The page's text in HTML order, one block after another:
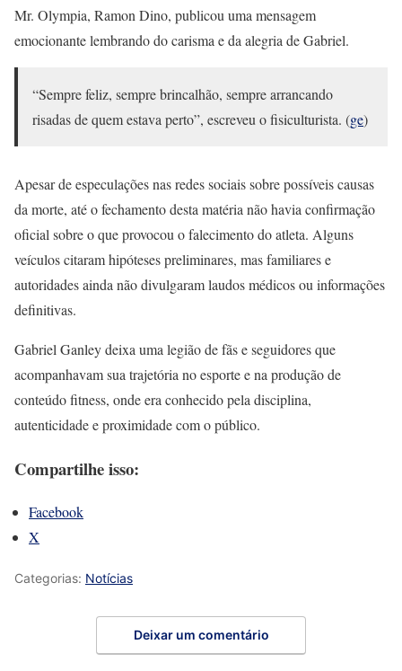
Mr. Olympia, Ramon Dino, publicou uma mensagem
emocionante lembrando do carisma e da alegria de Gabriel.
“Sempre feliz, sempre brincalhão, sempre arrancando
risadas de quem estava perto”, escreveu o fisiculturista. (ge)
Apesar de especulações nas redes sociais sobre possíveis causas
da morte, até o fechamento desta matéria não havia confirmação
oficial sobre o que provocou o falecimento do atleta. Alguns
veículos citaram hipóteses preliminares, mas familiares e
autoridades ainda não divulgaram laudos médicos ou informações
definitivas.
Gabriel Ganley deixa uma legião de fãs e seguidores que
acompanhavam sua trajetória no esporte e na produção de
conteúdo fitness, onde era conhecido pela disciplina,
autenticidade e proximidade com o público.
Compartilhe isso:
Facebook
X
Categorias: Notícias
Deixar um comentário